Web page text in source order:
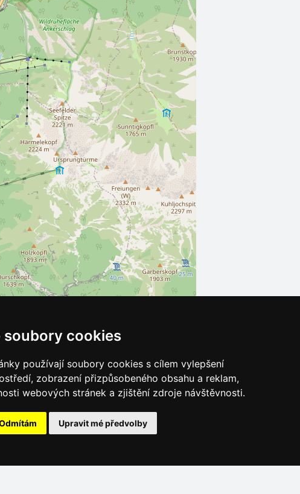
soubory cookies
používají soubory cookies s cílem vylepšení
zobrazení přizpůsobeného obsahu a reklam,
webových stránek a zjištění zdroje návštěvnosti.
Upravit mé předvolby
Leaflet | ©OpenStreetMapcontributors